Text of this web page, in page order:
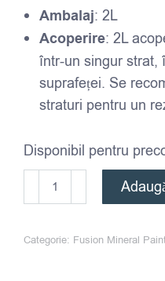
Ambalaj: 2L
Acoperire: 2L
într-un singur strat,
suprafeței. Se
straturi pentru un
Disponibil pentru
Cantitate
Vopsea
Fusion
Categorie: Fusion Mineral